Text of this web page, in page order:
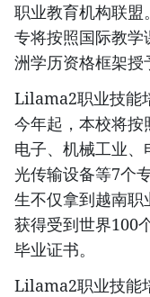
职业教育机构联
专将按照国际教
洲学历资格框架授
Lilama2职业技能
今年起，本校将
电子、机械工业
光传输设备等7个
生不仅拿到越南
获得受到世界100
毕业证书。
Lilama2职业技能